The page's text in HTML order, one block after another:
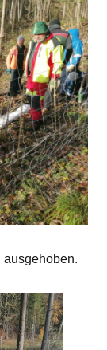
ausgehoben.